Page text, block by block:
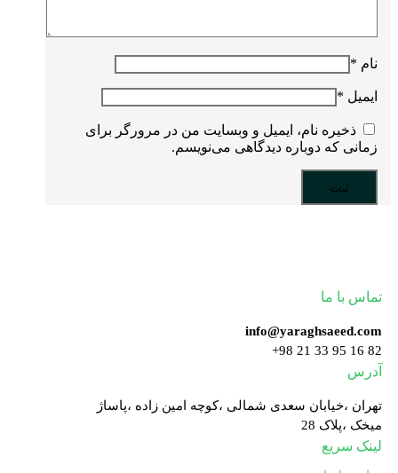
نام *
ایمیل *
ذخیره نام، ایمیل و وبسایت من در مرورگر برای
زمانی که دوباره دیدگاهی می‌نویسم.
تماس با ما
info@yaraghsaeed.com
82 16 95 33 21 98+
آدرس
تهران ،خیابان سعدی شمالی ،کوچه امین زاده ،پاساژ
میخک ،پلاک 28
لینک سریع